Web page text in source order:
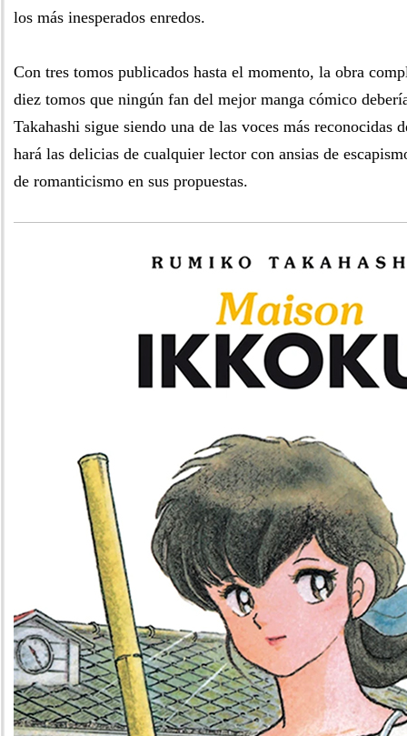
los más inesperados enredos.
Con tres tomos publicados hasta el momento, la obra
diez tomos que ningún fan del mejor manga cómico
Takahashi sigue siendo una de las voces más reconocidas
hará las delicias de cualquier lector con ansias de
de romanticismo en sus propuestas.